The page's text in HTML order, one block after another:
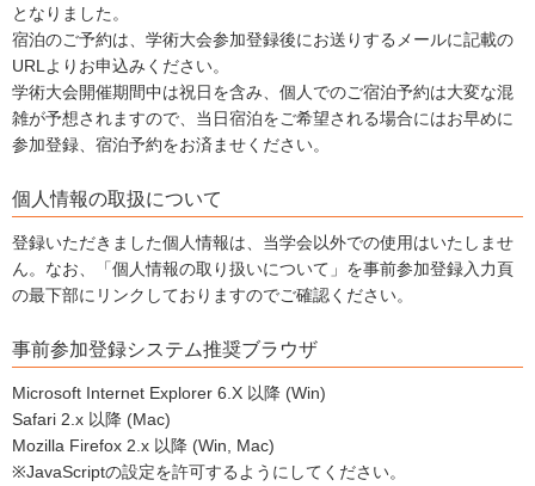
となりました。
宿泊のご予約は、学術大会参加登録後にお送りするメールに記載の
URLよりお申込みください。
学術大会開催期間中は祝日を含み、個人でのご宿泊予約は大変な混
雑が予想されますので、当日宿泊をご希望される場合にはお早めに
参加登録、宿泊予約をお済ませください。
個人情報の取扱について
登録いただきました個人情報は、当学会以外での使用はいたしませ
ん。なお、「個人情報の取り扱いについて」を事前参加登録入力頁
の最下部にリンクしておりますのでご確認ください。
事前参加登録システム推奨ブラウザ
Microsoft Internet Explorer 6.X 以降 (Win)
Safari 2.x 以降 (Mac)
Mozilla Firefox 2.x 以降 (Win, Mac)
※JavaScriptの設定を許可するようにしてください。